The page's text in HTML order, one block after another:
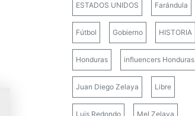
ESTADOS UNIDOS Farándula
Fútbol Gobierno HISTORIA
Honduras influencers Honduras
Juan Diego Zelaya Libre
Luis Redondo Mel Zelaya